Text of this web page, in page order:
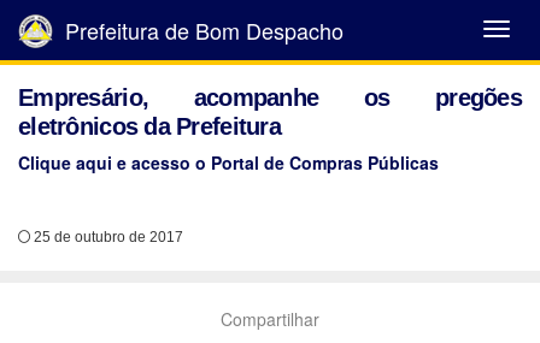
Abrir
Menu
Prefeitura de Bom Despacho
Empresário, acompanhe os pregões
eletrônicos da Prefeitura
Clique aqui e acesso o Portal de Compras Públicas
25 de outubro de 2017
Compartilhar